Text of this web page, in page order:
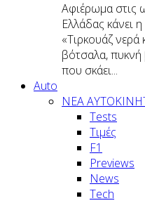
Αφιέρωμα στις
Ελλάδας κάνει
«Τιρκουάζ
βότσαλα, πυκνή
που σκάει...
Auto
NEA
Tests
Τιμές
F1
Previews
News
Tech